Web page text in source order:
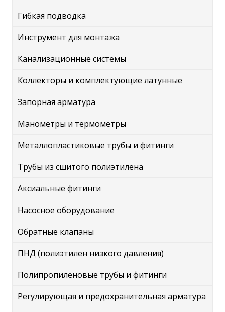
Гибкая подводка
Инструмент для монтажа
Канализационные системы
Коллекторы и комплектующие латунные
Запорная арматура
Манометры и термометры
Металлопластиковые трубы и фитинги
Трубы из сшитого полиэтилена
Аксиальные фитинги
Насосное оборудование
Обратные клапаны
ПНД (полиэтилен низкого давления)
Полипропиленовые трубы и фитинги
Регулирующая и предохранительная арматура